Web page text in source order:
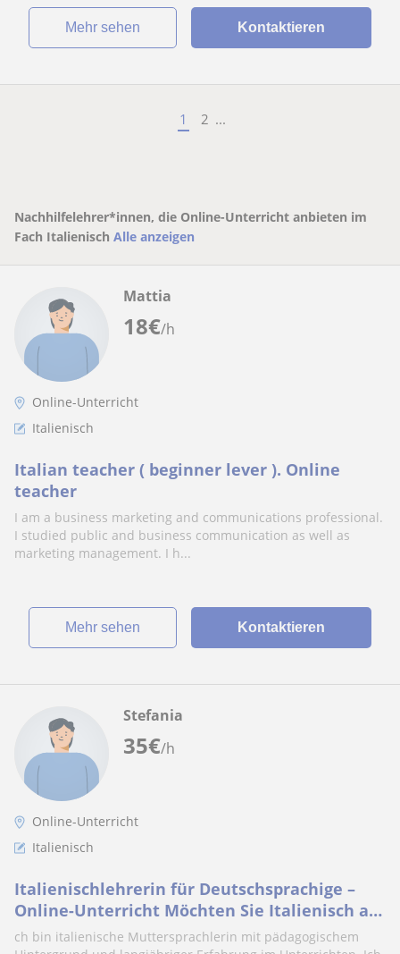
Mehr sehen Kontaktieren
1 2 ...
Nachhilfelehrer*innen, die Online-Unterricht anbieten im
Fach Italienisch Alle anzeigen
18€/h
Mattia
Online-Unterricht
Italienisch
Italian teacher ( beginner lever ). Online
teacher
I am a business marketing and communications professional.
I studied public and business communication as well as
marketing management. I h...
Mehr sehen Kontaktieren
35€/h
Stefania
Online-Unterricht
Italienisch
Italienischlehrerin für Deutschsprachige –
Online-Unterricht Möchten Sie Italienisch auf
eine praktische, angenehme und effektive
ch bin italienische Muttersprachlerin mit pädagogischem